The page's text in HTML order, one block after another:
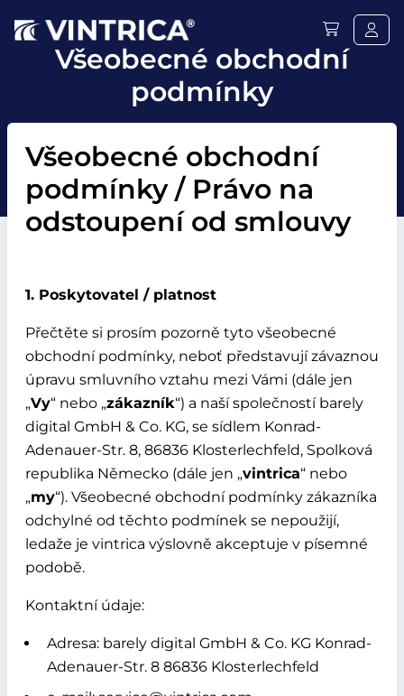
Všeobecné obchodní
podmínky
Všeobecné obchodní
podmínky / Právo na
odstoupení od smlouvy
1. Poskytovatel / platnost
Přečtěte si prosím pozorně tyto všeobecné
obchodní podmínky, neboť představují závaznou
úpravu smluvního vztahu mezi Vámi (dále jen
„Vy“ nebo „zákazník“) a naší společností barely
digital GmbH & Co. KG, se sídlem Konrad-
Adenauer-Str. 8, 86836 Klosterlechfeld, Spolková
republika Německo (dále jen „vintrica“ nebo
„my“). Všeobecné obchodní podmínky zákazníka
odchylné od těchto podmínek se nepoužijí,
ledaže je vintrica výslovně akceptuje v písemné
podobě.
Kontaktní údaje:
Adresa: barely digital GmbH & Co. KG Konrad-
Adenauer-Str. 8 86836 Klosterlechfeld